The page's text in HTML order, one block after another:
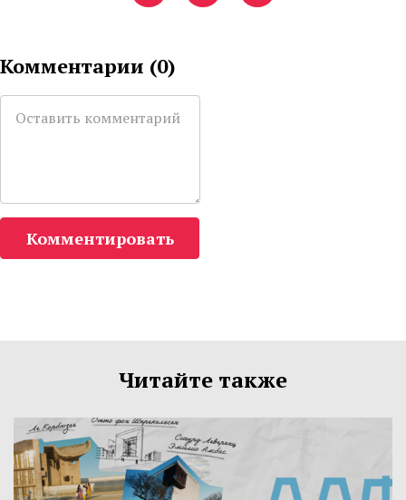
Комментарии (0)
Комментировать
Читайте также